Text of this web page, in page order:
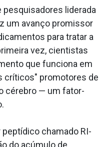
pesquisadores liderada
um avanço promissor
para tratar a
vez, cientistas
que funciona em
críticos" promotores de
cérebro — um fator-
chamado RI-
do acúmulo de